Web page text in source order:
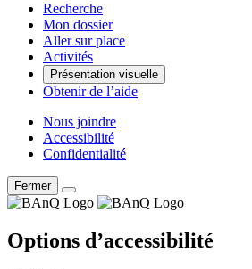
Recherche
Mon dossier
Aller sur place
Activités
Présentation visuelle
Obtenir de l’aide
Nous joindre
Accessibilité
Confidentialité
Fermer
Options d’accessibilité